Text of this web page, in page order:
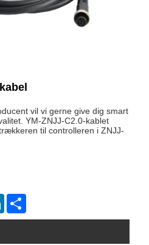
vil vi gerne give dig smart
YM-ZNJJ-C2.0-kablet
til controlleren i ZNJJ-
LinkedIn